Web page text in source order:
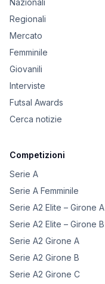
Nazionali
Regionali
Mercato
Femminile
Giovanili
Interviste
Futsal Awards
Cerca notizie
Competizioni
Serie A
Serie A Femminile
Serie A2 Elite – Girone A
Serie A2 Elite – Girone B
Serie A2 Girone A
Serie A2 Girone B
Serie A2 Girone C